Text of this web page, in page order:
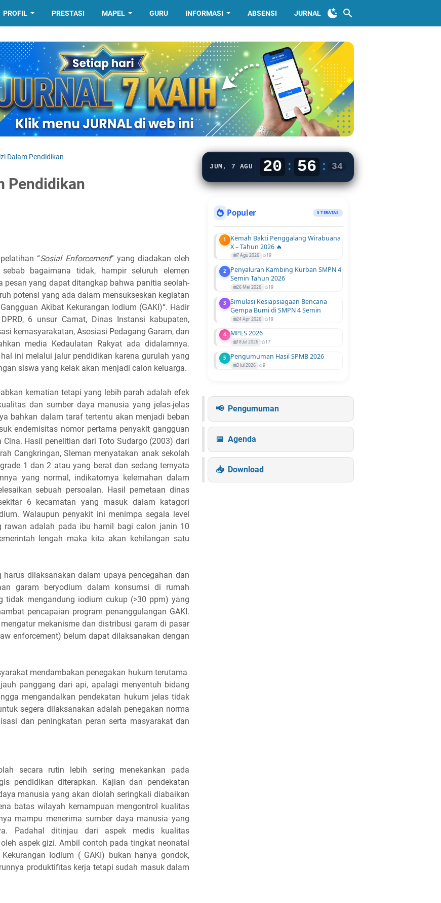
PROFIL PRESTASI MAPEL GURU INFORMASI ABSENSI JURNAL
Dalam Pendidikan
Pendidikan
“Sosial Enforcement” yang diadakan oleh
bagaimana tidak, hampir seluruh elemen
pesan yang dapat ditangkap bahwa panitia seolah-
potensi yang ada dalam mensukseskan kegiatan
Akibat Kekurangan Iodium (GAKI)“. Hadir
6 unsur Camat, Dinas Instansi kabupaten,
kemasyarakatan, Asosiasi Pedagang Garam, dan
media Kedaulatan Rakyat ada didalamnya.
ini melalui jalur pendidikan karena gurulah yang
siswa yang kelak akan menjadi calon keluarga.
kematian tetapi yang lebih parah adalah efek
dan sumber daya manusia yang jelas-jelas
bahkan dalam taraf tertentu akan menjadi beban
endemisitas nomor pertama penyakit gangguan
Hasil penelitian dari Toto Sudargo (2003) dari
Cangkringan, Sleman menyatakan anak sekolah
1 dan 2 atau yang berat dan sedang ternyata
yang normal, indikatornya kelemahan dalam
sebuah persoalan. Hasil pemetaan dinas
6 kecamatan yang masuk dalam katagori
Walaupun penyakit ini menimpa segala level
rawan adalah pada ibu hamil bagi calon janin 10
lengah maka kita akan kehilangan satu
dilaksanakan dalam upaya pencegahan dan
garam beryodium dalam konsumsi di rumah
tidak mengandung iodium cukup (>30 ppm) yang
pencapaian program penanggulangan GAKI.
mekanisme dan distribusi garam di pasar
enforcement) belum dapat dilaksanakan dengan
mendambakan penegakan hukum terutama
panggang dari api, apalagi menyentuh bidang
mengandalkan pendekatan hukum jelas tidak
segera dilaksanakan adalah penegakan norma
dan peningkatan peran serta masyarakat dan
secara rutin lebih sering menekankan pada
pendidikan diterapkan. Kajian dan pendekatan
manusia yang akan diolah seringkali diabaikan
batas wilayah kemampuan mengontrol kualitas
mampu menerima sumber daya manusia yang
Padahal ditinjau dari aspek medis kualitas
aspek gizi. Ambil contoh pada tingkat neonatal
Iodium ( GAKI) bukan hanya gondok,
produktifitas kerja tetapi sudah masuk dalam
JUM, 7 AGU 20 : 56 : 35
Populer 5 TERATAS
1
Kemah Bakti Penggalang Wirabuana
X – Tahun 2026 🔥
7 Agu 2026 19
2
Penyaluran Kambing Kurban SMPN 4
Semin Tahun 2026
26 Mei 2026 19
3
Simulasi Kesiapsiagaan Bencana
Gempa Bumi di SMPN 4 Semin
24 Apr 2026 19
4 MPLS 2026
18 Jul 2026 17
5 Pengumuman Hasil SPMB 2026
3 Jul 2026 9
Pengumuman
Agenda
Download